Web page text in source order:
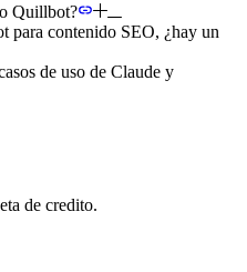
Quillbot?
para contenido SEO, ¿hay un
de uso de Claude y
de credito.